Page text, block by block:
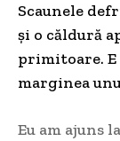
Scaunele
și o căldură
primitoare.
marginea
Eu am ajuns